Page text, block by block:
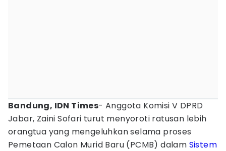
Bandung, IDN Times- Anggota Komisi V DPRD
Jabar, Zaini Sofari turut menyoroti ratusan lebih
orangtua yang mengeluhkan selama proses
Pemetaan Calon Murid Baru (PCMB) dalam Sistem